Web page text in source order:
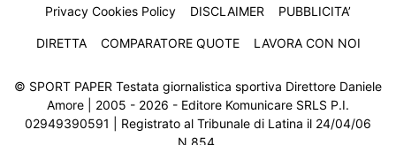
Privacy Cookies Policy DISCLAIMER PUBBLICITA’
DIRETTA COMPARATORE QUOTE LAVORA CON NOI
© SPORT PAPER Testata giornalistica sportiva Direttore Daniele
Amore | 2005 - 2026 - Editore Komunicare SRLS P.I.
02949390591 | Registrato al Tribunale di Latina il 24/04/06
N.854.